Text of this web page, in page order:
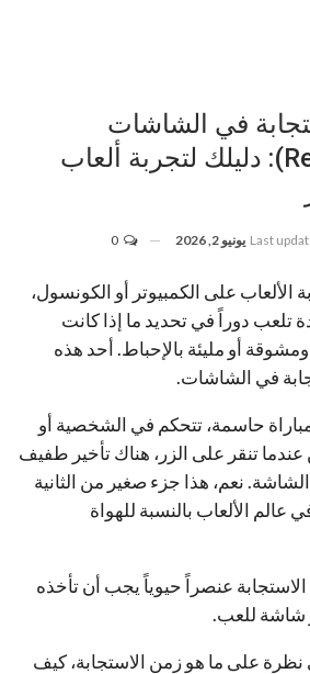
في الشاشات
(Response Time): دليلك لتجربة ألعاب
Last يونيو 2, 2026
الألعاب على الكمبيوتر أو الكونسول،
تلعب دوراً في تحديد ما إذا كانت
أو مليئة بالإحباط. أحد هذه
في الشاشات.
حاسمة، تتحكم في الشخصية أو
عندما تنقر على الزر، هناك تأخير طفيف
نعم، هذا جزء صغير من الثانية
الألعاب بالنسبة للهواة
عنصراً حيوياً يجب أن تأخذه
شاشة للعب.
على ما هو زمن الاستجابة، كيف